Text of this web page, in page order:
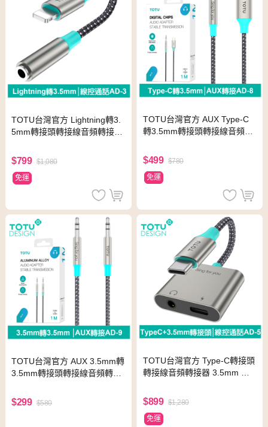
TOTU台灣官方 Lightning轉3.
5mm轉接頭轉接線音頻轉接器
$799 $1,080
免運
TOTU台灣官方 AUX Type-C
轉3.5mm轉接頭轉接線音頻轉
叭
$499 $780
免運
TOTU台灣官方 AUX 3.5mm轉
3.5mm轉接頭轉接線音頻轉接
$299 $580
TOTU台灣官方 Type-C轉接頭
轉接線音頻轉接器 3.5mm 充
援iPhone17/安卓手機/平板
$899 $1,280
免運